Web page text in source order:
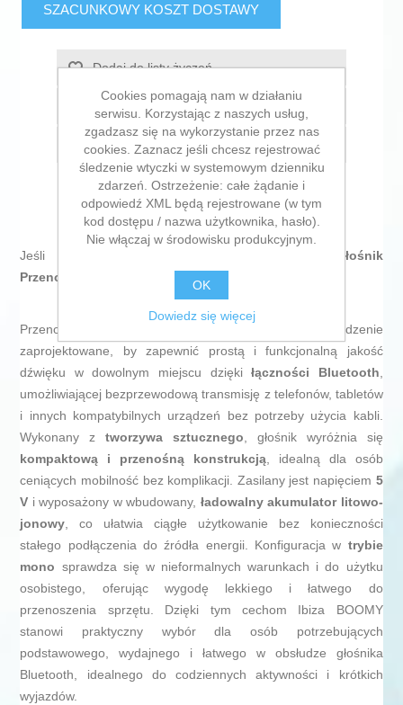
SZACUNKOWY KOSZT DOSTAWY
Dodaj do listy życzeń
Dodaj do listy porównywania
E-mail znajomego
Jeśli szukasz trendów na rynku, prezentujemy
Głośnik
Przenośny Ibiza BOOMY
Przenośny
marki Ibiza to urządzenie
zaprojektowane, by zapewnić prostą i funkcjonalną jakość
dźwięku w dowolnym miejscu dziękiłączności Bluetooth,
umożliwiającej bezprzewodową transmisję z telefonów, tabletów
i innych kompatybilnych urządzeń bez potrzeby użycia kabli.
Wykonany ztworzywa sztucznego, głośnik wyróżnia się
kompaktową i przenośną konstrukcją, idealną dla osób
ceniących mobilność bez komplikacji. Zasilany jest napięciem 5
V i wyposażony w wbudowany, ładowalny akumulator litowo-
jonowy, co ułatwia ciągłe użytkowanie bez konieczności
stałego podłączenia do źródła energii. Konfiguracja w trybie
mono sprawdza się w nieformalnych warunkach i do użytku
osobistego, oferując wygodę lekkiego i łatwego do
przenoszenia sprzętu. Dzięki tym cechom Ibiza BOOMY
stanowi praktyczny wybór dla osób potrzebujących
podstawowego, wydajnego i łatwego w obsłudze głośnika
Bluetooth, idealnego do codziennych aktywności i krótkich
wyjazdów.
Cookies pomagają nam w działaniu
serwisu. Korzystając z naszych usług,
zgadzasz się na wykorzystanie przez nas
cookies. Zaznacz jeśli chcesz rejestrować
śledzenie wtyczki w systemowym dzienniku
zdarzeń. Ostrzeżenie: całe żądanie i
odpowiedź XML będą rejestrowane (w tym
kod dostępu / nazwa użytkownika, hasło).
Nie włączaj w środowisku produkcyjnym.
OK
Dowiedz się więcej